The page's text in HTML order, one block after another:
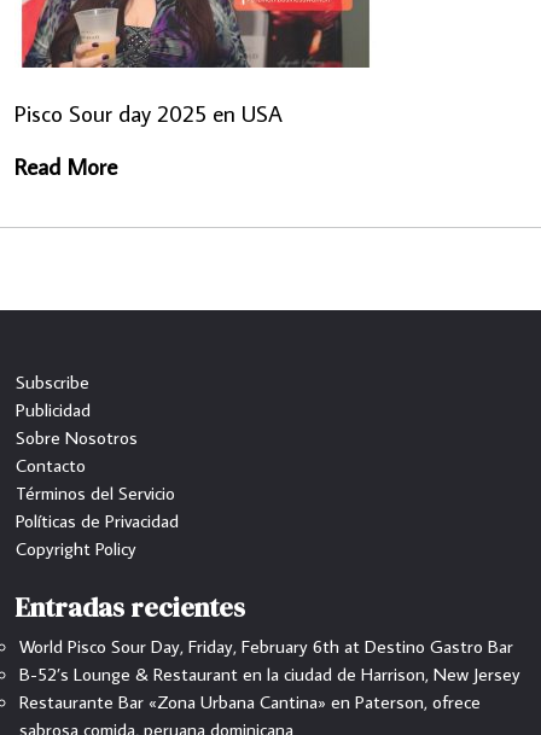
Pisco Sour day 2025 en USA
Read More
Subscribe
Publicidad
Sobre Nosotros
Contacto
Términos del Servicio
Políticas de Privacidad
Copyright Policy
Entradas recientes
World Pisco Sour Day, Friday, February 6th at Destino Gastro Bar
B-52’s Lounge & Restaurant en la ciudad de Harrison, New Jersey
Restaurante Bar «Zona Urbana Cantina» en Paterson, ofrece
sabrosa comida, peruana dominicana